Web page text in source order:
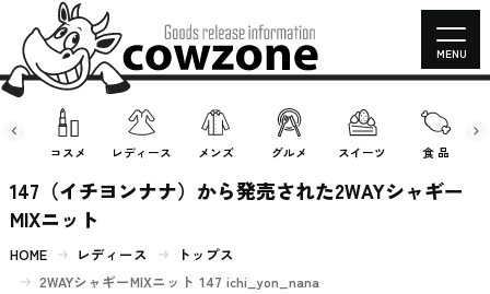
コスメ レディース メンズ グルメ スイーツ 食 品
MENU
147（イチヨンナナ）から発売された2WAYシャギー
MIXニット
HOME レディース
トップス
2WAYシャギーMIXニット 147 ichi_yon_nana